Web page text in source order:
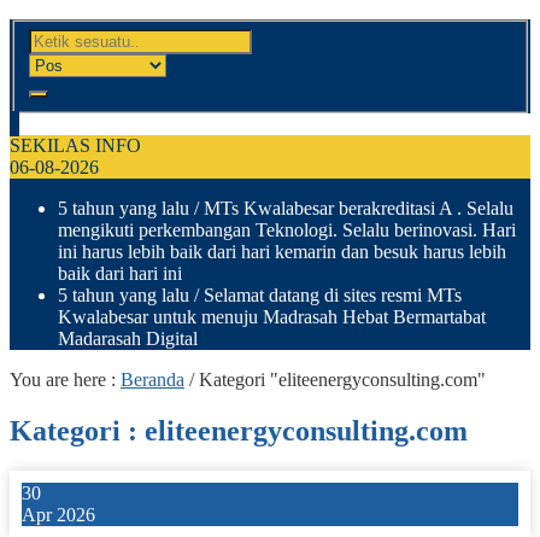
SEKILAS INFO
06-08-2026
5 tahun yang lalu / MTs Kwalabesar berakreditasi A . Selalu
mengikuti perkembangan Teknologi. Selalu berinovasi. Hari
ini harus lebih baik dari hari kemarin dan besuk harus lebih
baik dari hari ini
5 tahun yang lalu / Selamat datang di sites resmi MTs
Kwalabesar untuk menuju Madrasah Hebat Bermartabat
Madarasah Digital
You are here : Beranda /Kategori "eliteenergyconsulting.com"
Kategori : eliteenergyconsulting.com
30
Apr 2026